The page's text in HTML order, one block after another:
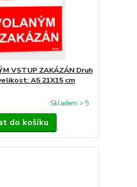
VSTUP ZAKÁZÁN Druh
A5 21X15 cm
Skladem > 5
do košíku